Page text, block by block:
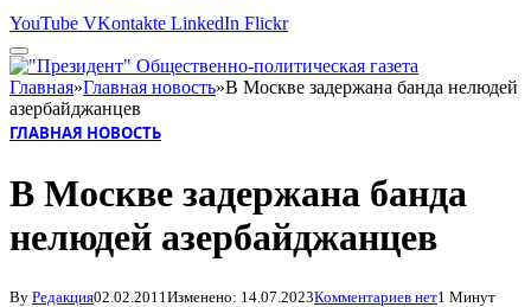
YouTube VKontakte LinkedIn Flickr
Главная»Главная новость»В Москве задержана банда нелюдей
азербайджанцев
ГЛАВНАЯ НОВОСТЬ
В Москве задержана банда
нелюдей азербайджанцев
By Редакция02.02.2011 Изменено: 14.07.2023Комментариев нет1 Минут